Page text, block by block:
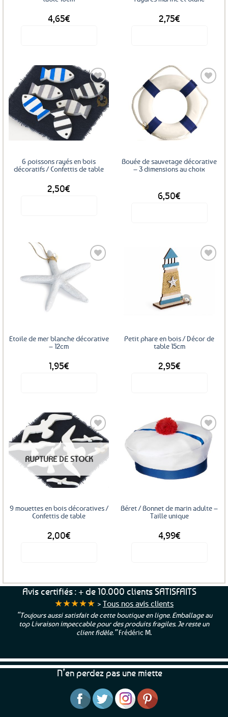
4,65€ 2,75€
Ajouter
aux
favoris
6 poissons rayés en bois
décoratifs / Confettis de table
2,50€
Ajouter
aux
favoris
Bouée de sauvetage décorative
– 3 dimensions au choix
6,50€
sur
favoris
Etoile de mer blanche décorative
– 12cm
1,95€
Petit phare en bois / Décor de
table 15cm
2,95€
Ajouter
aux
favoris
RUPTURE DE STOCK
9 mouettes en bois décoratives /
Confettis de table
2,00€
Ajouter
aux
favoris
Béret / Bonnet de marin adulte –
Taille unique
4,99€
Avis certifiés : + de 10.000 clients SATISFAITS
★★★★★ > Tous nos avis clients
“Toujours aussi satisfait de cette boutique en ligne. Emballage au
top Livraison impeccable pour des produits fragiles. Je reste un
client fidèle.”Frédéric M.
N’en perdez pas une miette